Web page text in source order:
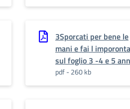
3Sporcati per bene le
mani e fai l imporonta
sul foglio 3 -4 e 5
pdf - 260 kb